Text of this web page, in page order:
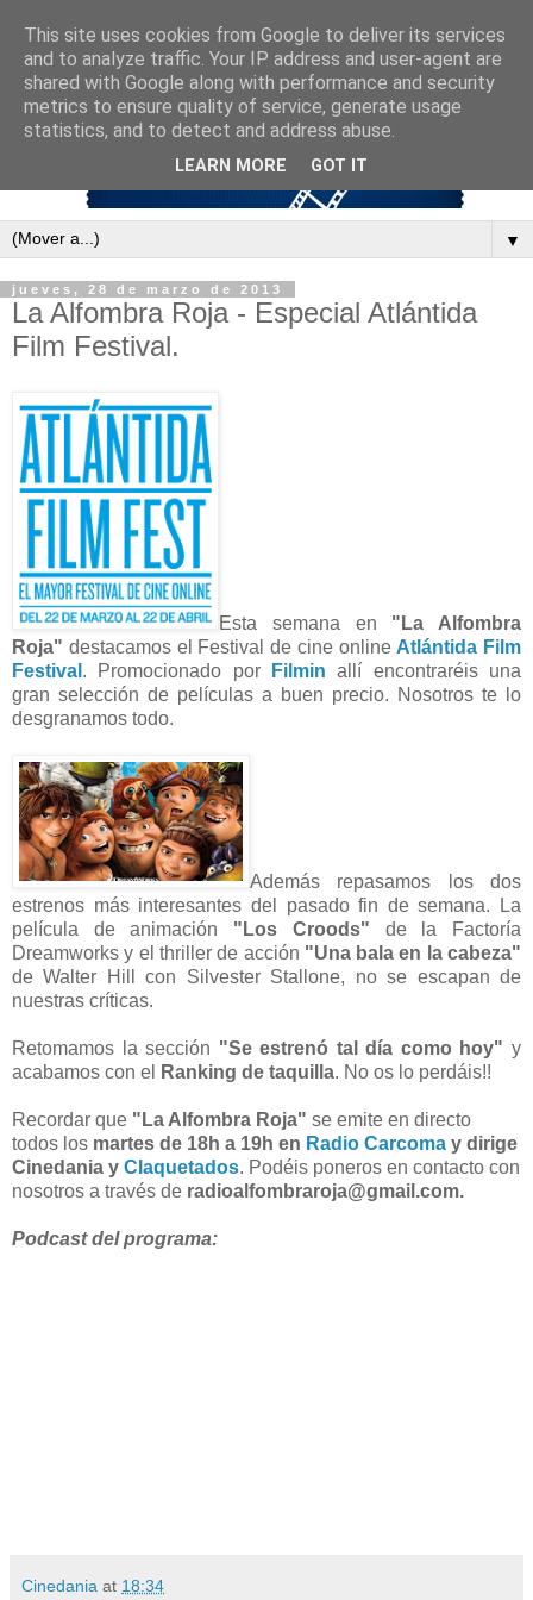
▼
jueves, 28 de marzo de 2013
La Alfombra Roja - Especial Atlántida
Film Festival.
Esta semana en "La Alfombra
Roja" destacamos el Festival de cine online Atlántida Film
Festival . Promocionado por Filmin allí encontraréis una
gran selección de películas a buen precio. Nosotros te lo
desgranamos todo.
Además repasamos los dos
estrenos más interesantes del pasado fin de semana. La
película de animación "Los Croods" de la Factoría
Dreamworks y el thriller de acción "Una bala en la cabeza"
de Walter Hill con Silvester Stallone, no se escapan de
nuestras críticas.
Retomamos la sección "Se estrenó tal día como hoy" y
acabamos con el
Ranking de taquilla. No os lo perdáis!!
Recordar que "La Alfombra Roja" se emite en directo
todos los martes de 18h a 19h en Radio Carcoma y dirige
Cinedania y Claquetados. Podéis poneros en contacto con
nosotros a través de radioalfombraroja@gmail.com.
Podcast del programa:
Cinedania at 18:34
This site uses cookies from Google to deliver its services
and to analyze traffic. Your IP address and user-agent are
shared with Google along with performance and security
metrics to ensure quality of service, generate usage
statistics, and to detect and address abuse.
LEARN MORE GOT IT